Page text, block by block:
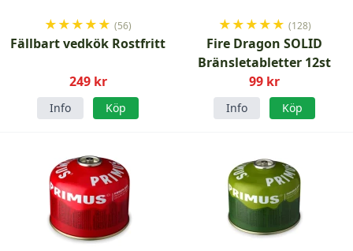
★★★★★ (56)
Fällbart vedkök Rostfritt
249 kr
Info Köp
★★★★★ (128)
Fire Dragon SOLID
Bränsletabletter 12st
99 kr
Info Köp